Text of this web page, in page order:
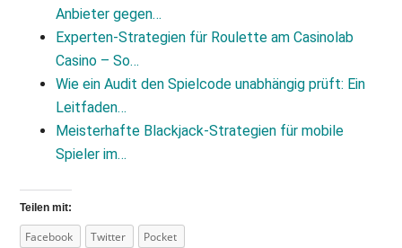
Anbieter gegen…
Experten‑Strategien für Roulette am Casinolab
Casino – So…
Wie ein Audit den Spielcode unabhängig prüft: Ein
Leitfaden…
Meisterhafte Blackjack‑Strategien für mobile
Spieler im…
Teilen mit:
Facebook Twitter Pocket